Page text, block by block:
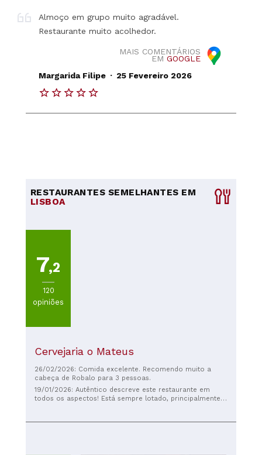
Almoço em grupo muito agradável.
Restaurante muito acolhedor.
MAIS COMENTÁRIOS
EM GOOGLE
Margarida Filipe . 25 Fevereiro 2026
RESTAURANTES SEMELHANTES EM
LISBOA
7,2
120
opiniões
Cervejaria o Mateus
26/02/2026: Comida excelente. Recomendo muito a
cabeça de Robalo para 3 pessoas.
19/01/2026: Autêntico descreve este restaurante em
todos os aspectos! Está sempre lotado, principalmente
pode ter certeza de que tudo é fresco e bem preparado.